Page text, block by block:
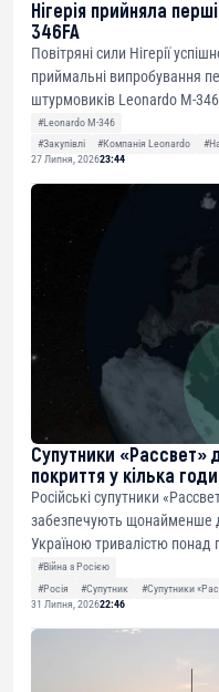
Нігерія прийняла
346FA
Повітряні сили Нігерії
приймальні випробування
штурмовиків Leonardo M-
#Leonardo M-346
#Закупівлі
#Компанія Leonardo
27 Липня, 202623:44
Супутники «Рассвет»
покриття у кілька
Російські супутники
забезпечують щонайменше
Україною тривалістю понад
#Війна з Росією
#Росія
#Супутник #Супутники
31 Липня, 202622:46